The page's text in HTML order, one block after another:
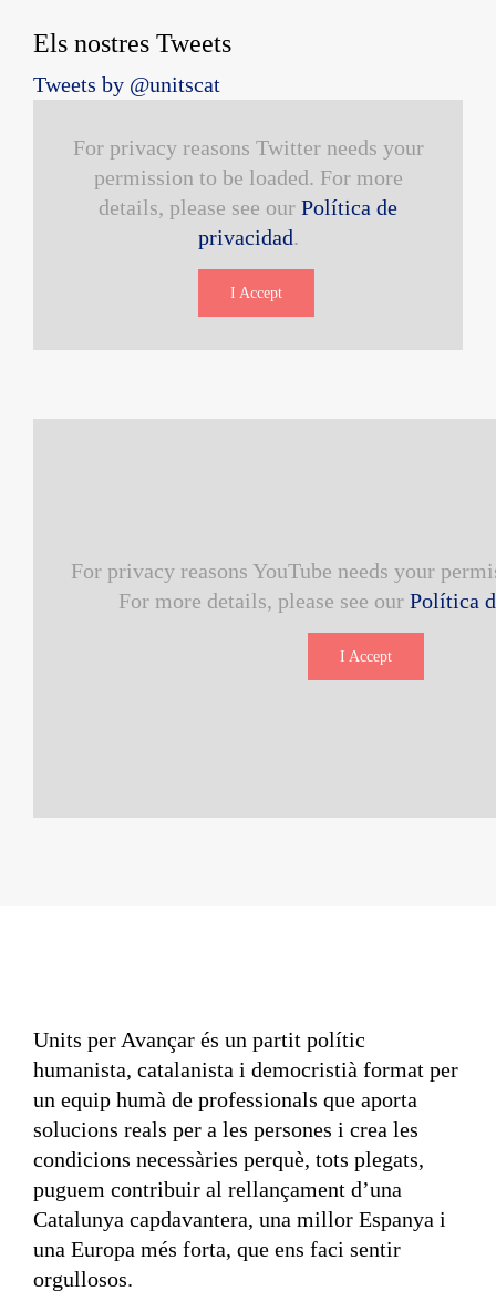
Els nostres Tweets
Tweets by @unitscat
For privacy reasons Twitter needs your
permission to be loaded. For more
details, please see our Política de
privacidad.
I Accept
For privacy reasons YouTube needs your
For more details, please see our Política
I Accept
Units per Avançar és un partit polític
humanista, catalanista i democristià format per
un equip humà de professionals que aporta
solucions reals per a les persones i crea les
condicions necessàries perquè, tots plegats,
puguem contribuir al rellançament d’una
Catalunya capdavantera, una millor Espanya i
una Europa més forta, que ens faci sentir
orgullosos.